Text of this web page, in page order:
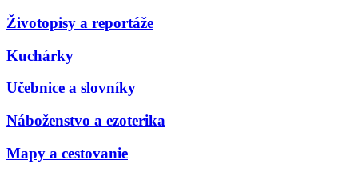
Životopisy a reportáže
Kuchárky
Učebnice a slovníky
Náboženstvo a ezoterika
Mapy a cestovanie